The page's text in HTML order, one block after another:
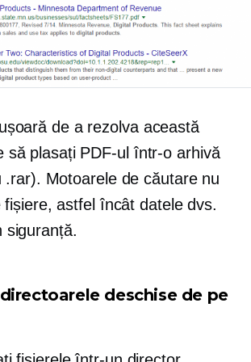
de a rezolva această
să plasați PDF-ul într-o arhivă
.rar). Motoarele de căutare nu
fișiere, astfel încât datele dvs.
siguranță.
deschise de pe